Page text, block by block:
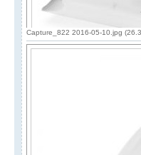
Capture_822 2016-05-10.jpg